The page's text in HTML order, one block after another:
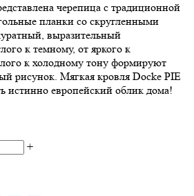
черепица с традиционной
планки со скругленными
выразительный
к темному, от яркого к
к холодному тону формируют
рисунок. Мягкая кровля Docke PIE
истинно европейский облик дома!
+